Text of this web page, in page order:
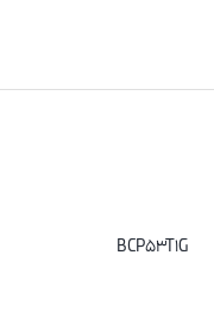
BCP53T1G